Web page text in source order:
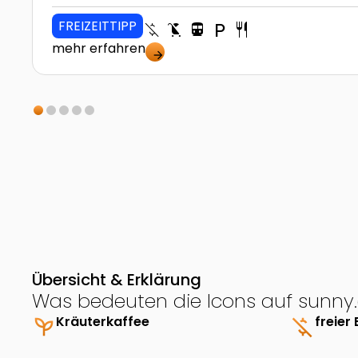
FREIZEITTIPP money_off child_friendly directions_transit local_parking restaurant
mehr erfahren arrow_forward
Übersicht & Erklärung
Was bedeuten die Icons auf
psychiatryKräuterkaffee money_off freier